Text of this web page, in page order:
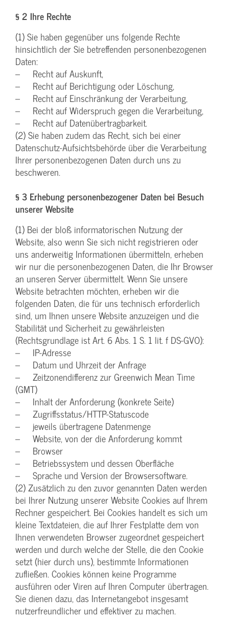
§ 2 Ihre Rechte
(1) Sie haben gegenüber uns folgende Rechte
hinsichtlich der Sie betreffenden personenbezogenen
Daten:
– Recht auf Auskunft,
– Recht auf Berichtigung oder Löschung,
– Recht auf Einschränkung der Verarbeitung,
– Recht auf Widerspruch gegen die Verarbeitung,
– Recht auf Datenübertragbarkeit.
(2) Sie haben zudem das Recht, sich bei einer
Datenschutz-Aufsichtsbehörde über die Verarbeitung
Ihrer personenbezogenen Daten durch uns zu
beschweren.
§ 3 Erhebung personenbezogener Daten bei Besuch
unserer Website
(1) Bei der bloß informatorischen Nutzung der
Website, also wenn Sie sich nicht registrieren oder
uns anderweitig Informationen übermitteln, erheben
wir nur die personenbezogenen Daten, die Ihr Browser
an unseren Server übermittelt. Wenn Sie unsere
Website betrachten möchten, erheben wir die
folgenden Daten, die für uns technisch erforderlich
sind, um Ihnen unsere Website anzuzeigen und die
Stabilität und Sicherheit zu gewährleisten
(Rechtsgrundlage ist Art. 6 Abs. 1 S. 1 lit. f DS-GVO):
– IP-Adresse
– Datum und Uhrzeit der Anfrage
– Zeitzonendifferenz zur Greenwich Mean Time
(GMT)
– Inhalt der Anforderung (konkrete Seite)
– Zugriffsstatus/HTTP-Statuscode
– jeweils übertragene Datenmenge
– Website, von der die Anforderung kommt
– Browser
– Betriebssystem und dessen Oberfläche
– Sprache und Version der Browsersoftware.
(2) Zusätzlich zu den zuvor genannten Daten werden
bei Ihrer Nutzung unserer Website Cookies auf Ihrem
Rechner gespeichert. Bei Cookies handelt es sich um
kleine Textdateien, die auf Ihrer Festplatte dem von
Ihnen verwendeten Browser zugeordnet gespeichert
werden und durch welche der Stelle, die den Cookie
setzt (hier durch uns), bestimmte Informationen
zufließen. Cookies können keine Programme
ausführen oder Viren auf Ihren Computer übertragen.
Sie dienen dazu, das Internetangebot insgesamt
nutzerfreundlicher und effektiver zu machen.